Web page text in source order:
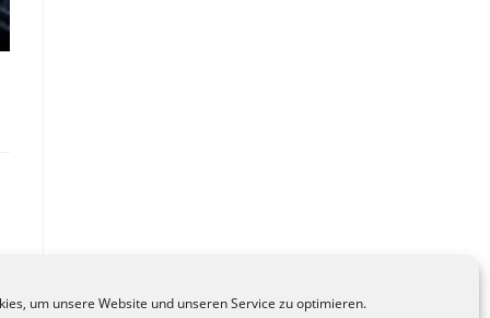
um unsere Website und unseren Service zu optimieren.